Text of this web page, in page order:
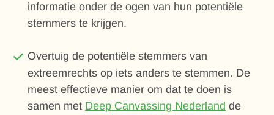
informatie onder de ogen van hun potentiële
stemmers te krijgen.
Overtuig de potentiële stemmers van
extreemrechts op iets anders te stemmen. De
meest effectieve manier om dat te doen is
samen met Deep Canvassing Nederland de